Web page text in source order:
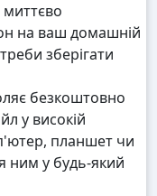
на ваш домашній
зберігати
безкоштовно
у високій
планшет чи
ним у будь-який